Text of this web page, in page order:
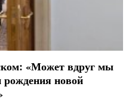
«Может вдруг мы
рождения новой